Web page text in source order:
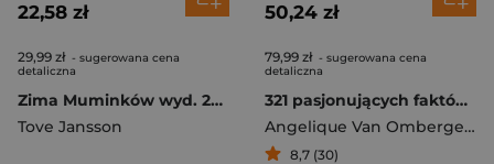
22,58 zł
29,99 zł - sugerowana cena
detaliczna
Zima Muminków wyd. 2024
Tove Jansson
50,24 zł
79,99 zł - sugerowana cena
detaliczna
321 pasjonujących faktów naukowych
Angelique Van Ombergen
8,7 (30)